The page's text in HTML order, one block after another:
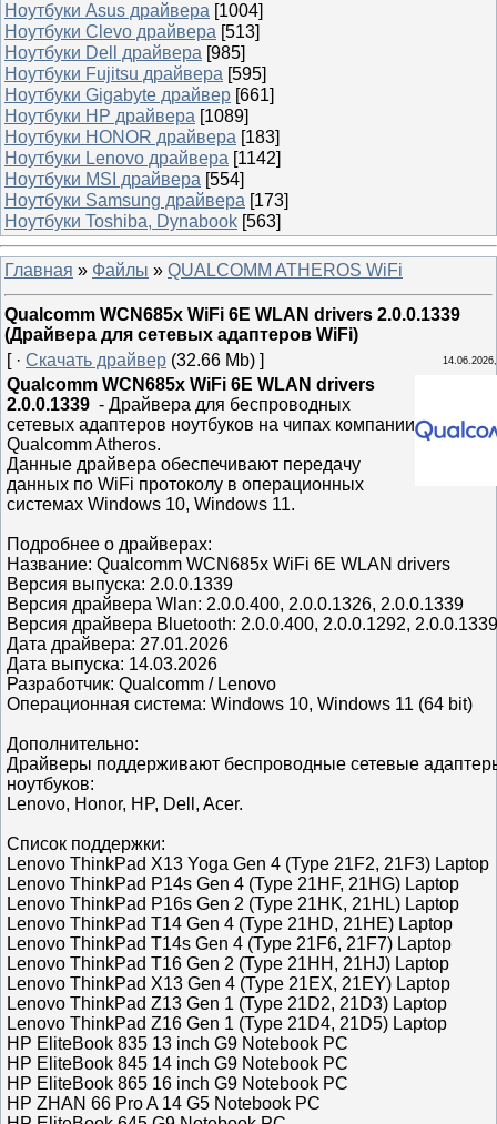
Ноутбуки Asus драйвера [1004]
Ноутбуки Clevo драйвера [513]
Ноутбуки Dell драйвера [985]
Ноутбуки Fujitsu драйвера [595]
Ноутбуки Gigabyte драйвер [661]
Ноутбуки HP драйвера [1089]
Ноутбуки HONOR драйвера [183]
Ноутбуки Lenovo драйвера [1142]
Ноутбуки MSI драйвера [554]
Ноутбуки Samsung драйвера [173]
Ноутбуки Toshiba, Dynabook [563]
Главная » Файлы » QUALCOMM ATHEROS WiFi
Qualcomm WCN685x WiFi 6E WLAN drivers 2.0.0.1339
(Драйвера для сетевых адаптеров WiFi)
[ · Скачать драйвер (32.66 Mb) ]
Qualcomm WCN685x WiFi 6E WLAN drivers
2.0.0.1339 - Драйвера для беспроводных
сетевых адаптеров ноутбуков на чипах компании
Qualcomm Atheros.
Данные драйвера обеспечивают передачу
данных по WiFi протоколу в операционных
системах Windows 10, Windows 11.
Подробнее о драйверах:
Название: Qualcomm WCN685x WiFi 6E WLAN drivers
Версия выпуска: 2.0.0.1339
Версия драйвера Wlan: 2.0.0.400, 2.0.0.1326, 2.0.0.1339
Версия драйвера Bluetooth: 2.0.0.400, 2.0.0.1292, 2.0.0.1339
Дата драйвера: 27.01.2026
Дата выпуска: 14.03.2026
Разработчик: Qualcomm / Lenovo
Операционная система: Windows 10, Windows 11 (64 bit)
Дополнительно:
Драйверы поддерживают беспроводные сетевые
ноутбуков:
Lenovo, Honor, HP, Dell, Acer.
Список поддержки:
Lenovo ThinkPad X13 Yoga Gen 4 (Type 21F2, 21F3) Laptop
Lenovo ThinkPad P14s Gen 4 (Type 21HF, 21HG) Laptop
Lenovo ThinkPad P16s Gen 2 (Type 21HK, 21HL) Laptop
Lenovo ThinkPad T14 Gen 4 (Type 21HD, 21HE) Laptop
Lenovo ThinkPad T14s Gen 4 (Type 21F6, 21F7) Laptop
Lenovo ThinkPad T16 Gen 2 (Type 21HH, 21HJ) Laptop
Lenovo ThinkPad X13 Gen 4 (Type 21EX, 21EY) Laptop
Lenovo ThinkPad Z13 Gen 1 (Type 21D2, 21D3) Laptop
Lenovo ThinkPad Z16 Gen 1 (Type 21D4, 21D5) Laptop
HP EliteBook 835 13 inch G9 Notebook PC
HP EliteBook 845 14 inch G9 Notebook PC
HP EliteBook 865 16 inch G9 Notebook PC
HP ZHAN 66 Pro A 14 G5 Notebook PC